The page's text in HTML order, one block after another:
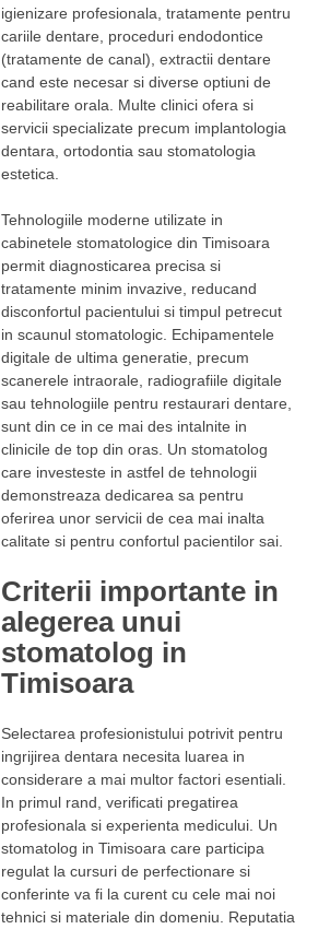
igienizare profesionala, tratamente pentru
cariile dentare, proceduri endodontice
(tratamente de canal), extractii dentare
cand este necesar si diverse optiuni de
reabilitare orala. Multe clinici ofera si
servicii specializate precum implantologia
dentara, ortodontia sau stomatologia
estetica.
Tehnologiile moderne utilizate in
cabinetele stomatologice din Timisoara
permit diagnosticarea precisa si
tratamente minim invazive, reducand
disconfortul pacientului si timpul petrecut
in scaunul stomatologic. Echipamentele
digitale de ultima generatie, precum
scanerele intraorale, radiografiile digitale
sau tehnologiile pentru restaurari dentare,
sunt din ce in ce mai des intalnite in
clinicile de top din oras. Un stomatolog
care investeste in astfel de tehnologii
demonstreaza dedicarea sa pentru
oferirea unor servicii de cea mai inalta
calitate si pentru confortul pacientilor sai.
Criterii importante in
alegerea unui
stomatolog in
Timisoara
Selectarea profesionistului potrivit pentru
ingrijirea dentara necesita luarea in
considerare a mai multor factori esentiali.
In primul rand, verificati pregatirea
profesionala si experienta medicului. Un
stomatolog in Timisoara care participa
regulat la cursuri de perfectionare si
conferinte va fi la curent cu cele mai noi
tehnici si materiale din domeniu. Reputatia